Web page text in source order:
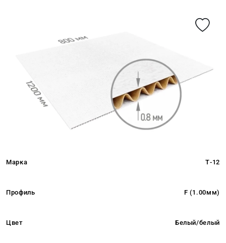
Марка Т-12
Профиль F (1.00мм)
Цвет Белый/белый